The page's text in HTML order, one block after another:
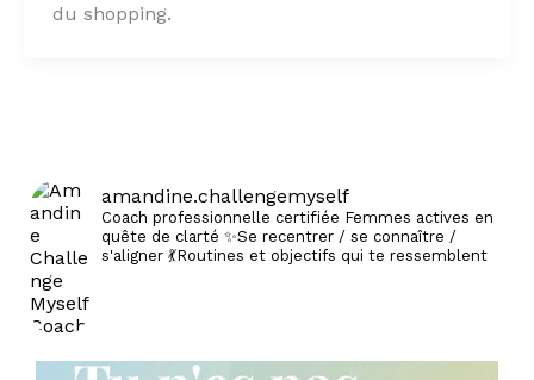
du shopping.
amandine.challengemyself
Coach professionnelle certifiée Femmes actives en
quête de clarté ✨Se recentrer / se connaître /
s'aligner 💃Routines et objectifs qui te ressemblent